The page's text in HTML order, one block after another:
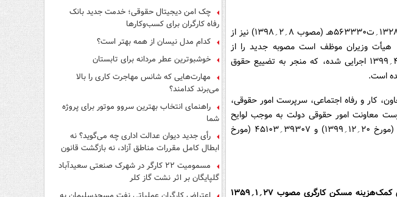
مصوبه پیشین هیأت وزیران در این موضوع به شماره ۱۳۲۸۰؍ت۵۶۳۳۳۰هـ (مصوب ۸؍۲؍۱۳۹۸) نیز از
هیأت وزیران موظف است مصوبه جدید را از
۱؍۱؍۱۳۹۹ اجرایی نماید. حال آنکه مصوبه جدید از ۱؍۴؍۱۳۹۹ اجرایی شده، که منجر به تضییع حقوق
کار و رفاه اجتماعی، سرپرست امور حقوقی،
معاونت امور حقوقی دولت به موجب لوایح
شماره (به ترتیب) ۱۶۱۳۵ (مورخ ۱؍۲؍۱۴۰۰)، ۶۹۴۲۸۳ (مورخ ۲۰؍۱۲؍۱۳۹۹) و ۳۹۳۰۷؍۴۵۱۰۳ (مورخ
۱. طبق قانون اصلاح قانون طبقه‌بندی مشاغل و برقراری کمک‌هزینه مسکن کارگری مصوب ۲۷؍۱؍۱۳۵۹
چک امن دیجیتال حقوقی؛ خدمت جدید بانک
رفاه کارگران برای کسب‌وکارها
کدام مدل نیسان از همه بهتر است؟
خوشبوترین عطر مردانه برای تابستان
مهارت‌هایی که شانس مهاجرت کاری را بالا
می‌برند کدامند؟
راهنمای انتخاب بهترین سروو موتور برای پروژه
شما
رأی جدید دیوان عدالت اداری چه می‌گوید؟ نه
ابطال کامل مقررات مناطق آزاد، نه بازگشت قانون
مسمومیت ۲۲ کارگر در شهرک صنعتی سعیدآباد
گلپایگان بر اثر نشت گاز کلر